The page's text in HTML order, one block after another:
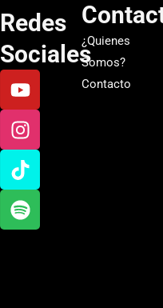
Redes
Sociales
Y
o
u
t
u
b
e
I
n
s
t
a
g
r
a
T
i
k
t
o
k
S
p
o
t
i
f
y
¿Quienes
Somos?
Contacto